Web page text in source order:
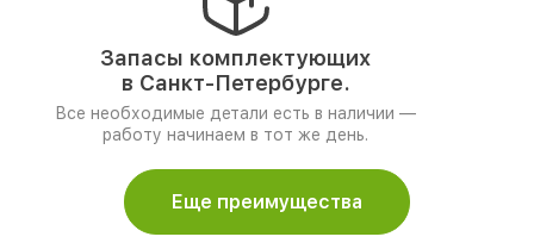
Запасы комплектующих
в Санкт-Петербурге.
Все необходимые детали есть в наличии —
работу начинаем в тот же день.
Еще преимущества